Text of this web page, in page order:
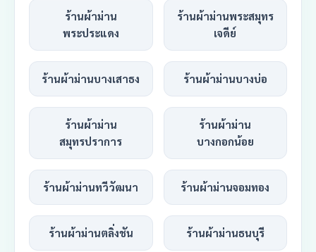
ร้านผ้าม่าน
พระประแดง
ร้านผ้าม่านพระสมุทร
เจดีย์
ร้านผ้าม่านบางเสาธง ร้านผ้าม่านบางบ่อ
ร้านผ้าม่าน
สมุทรปราการ
ร้านผ้าม่าน
บางกอกน้อย
ร้านผ้าม่านทวีวัฒนา ร้านผ้าม่านจอมทอง
ร้านผ้าม่านตลิ่งชัน ร้านผ้าม่านธนบุรี